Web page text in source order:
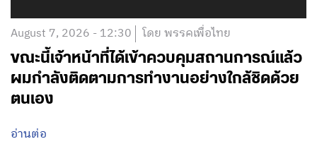
August 7, 2026 - 12:30 โดย พรรคเพื่อไทย
ขณะนี้เจ้าหน้าที่ได้เข้าควบคุมสถานการณ์แล้ว
ผมกำลังติดตามการทำงานอย่างใกล้ชิดด้วย
ตนเอง
อ่านต่อ